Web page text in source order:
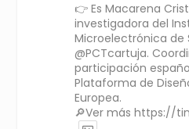
👉 Es Macarena
investigadora del
Microelectrónica de
@PCTcartuja.
participación
Plataforma de
Europea.
🔎Ver más https://